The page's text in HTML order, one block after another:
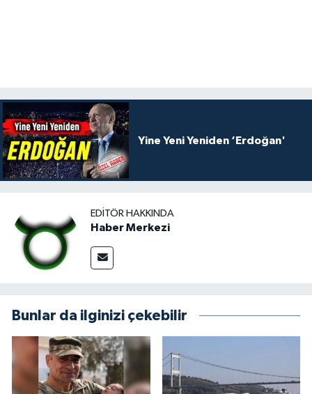
Yine Yeni Yeniden ‘Erdoğan'
EDITÖR HAKKINDA
Haber Merkezi
Bunlar da ilginizi çekebilir